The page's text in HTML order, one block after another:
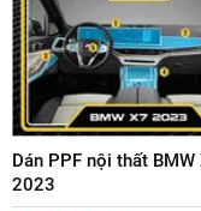
Dán PPF nội thất BMW
2023